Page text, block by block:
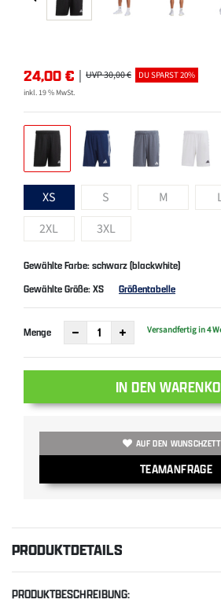
24,00 € | UVP 30,00 € DU SPARST 20%
inkl. 19 % MwSt.
XS S M
2XL
3XL
Gewählte Farbe: schwarz (blackwhite)
Gewählte Größe:XS Größentabelle
Menge Versandfertig in 4
IN DEN
AUF DEN
TEAMANFRAGE
PRODUKTDETAILS
PRODUKTBESCHREIBUNG: